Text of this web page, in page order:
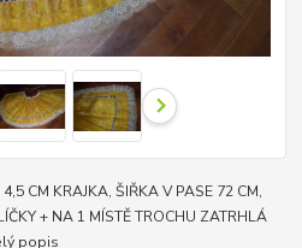
CM KRAJKA, ŠIŘKA V PASE 72 CM,
+ NA 1 MÍSTĚ TROCHU ZATRHLÁ
popis